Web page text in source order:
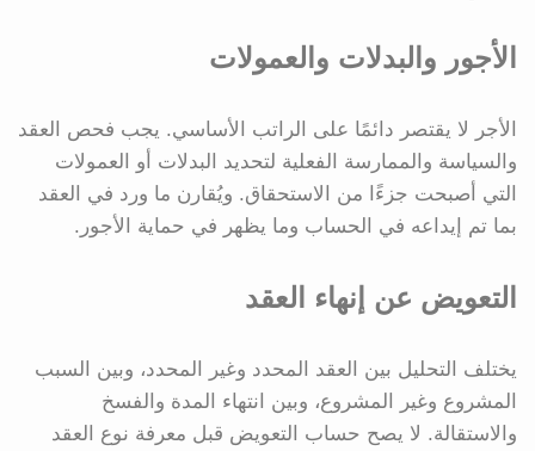
الأجور والبدلات والعمولات
الأجر لا يقتصر دائمًا على الراتب الأساسي. يجب فحص العقد
والسياسة والممارسة الفعلية لتحديد البدلات أو العمولات
التي أصبحت جزءًا من الاستحقاق. ويُقارن ما ورد في العقد
بما تم إيداعه في الحساب وما يظهر في حماية الأجور.
التعويض عن إنهاء العقد
يختلف التحليل بين العقد المحدد وغير المحدد، وبين السبب
المشروع وغير المشروع، وبين انتهاء المدة والفسخ
والاستقالة. لا يصح حساب التعويض قبل معرفة نوع العقد